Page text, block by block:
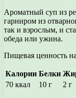
Ароматный суп из
гарниром из
так и взрослым, и
обеда или ужина.
Пищевая ценность
Калории Белки
70 ккал
10 г 2 г